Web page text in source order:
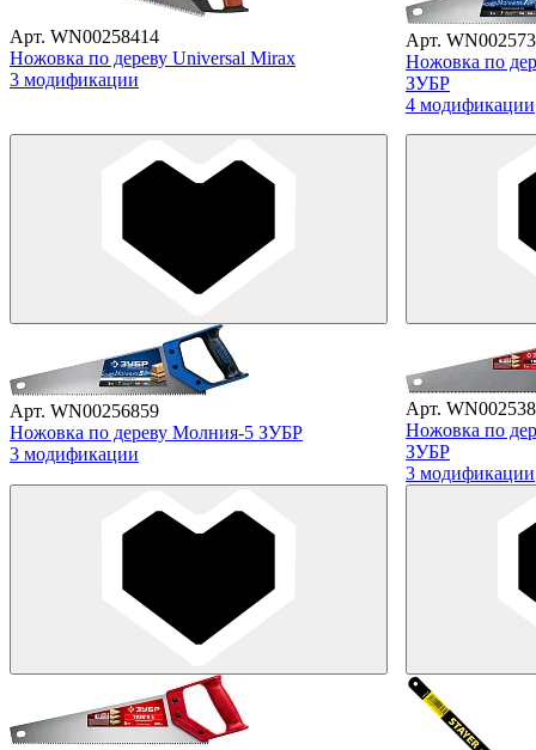
Арт. WN00258414
Ножовка по дереву Universal Mirax
3 модификации
Арт.
Ножовка по
ЗУБР
4 модификации
Арт. WN00256859
Ножовка по дереву Молния-5 ЗУБР
3 модификации
Арт.
Ножовка по
ЗУБР
3 модификации